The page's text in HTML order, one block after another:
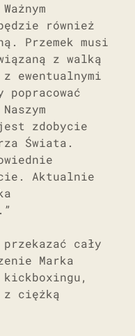
również
Przemek musi
z walką
ewentualnymi
popracować
jest zdobycie
Świata.
Aktualnie
przekazać cały
Marka
ciężką